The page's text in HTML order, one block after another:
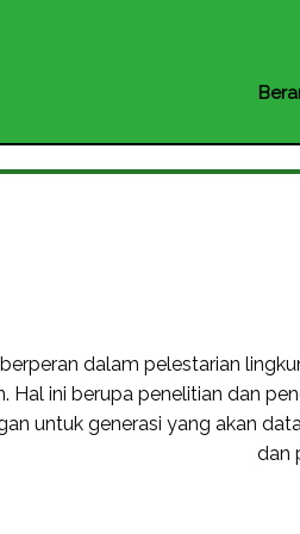
dalam pelestarian
Hal ini berupa penelitian dan
untuk generasi yang akan
dan